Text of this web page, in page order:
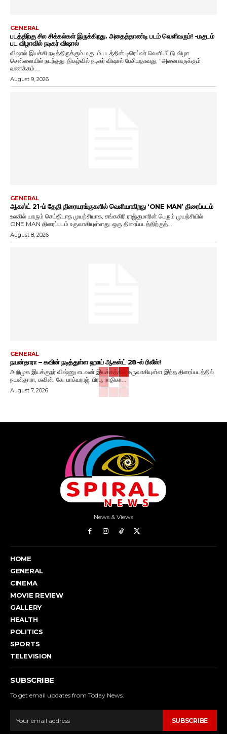
GENERAL
படத்திற்கு சில சிக்கல்கள் இருக்கிறது. அதைத்தாண்டி படம் வெளிவரும்! -மகுடம்
பட விழாவில் நடிகர் விஷால்
விஷால் இயக்கி நடித்திருக்கும் மகுடம் படத்தின் டிரெய்லர் வெளியீட்டு விழா
சென்னையில் நடந்தது. நிகழ்வில் நடிகர் விஷால் பேசியதாவது, "அனைவருக்கும்
வணக்கம்....
August 9, 2026
GENERAL
ஆகஸ்ட் 21-ம் தேதி திரையரங்குகளில் வெளியாகிறது ‘ONE MAN’ திரைப்படம்
உலகில் யாரும் செய்திடாத முயற்சியாக, சங்ககிரி ராஜ்குமாரின் பெரும் முயற்சியில்
ONE MAN திரைப்படம் உருவாகியுள்ளது. ஒரு திரைப்படத்திற்குத்...
August 8, 2026
GENERAL
நயன்தாரா – கவின் நடித்துள்ள ஹாய் ஆகஸ்ட் 28-ல் ரிலீஸ்!
அறிமுக இயக்குநர் விஷ்ணு எடவன் இயக்கத்தில் உருவாகியுள்ள இந்த திரைப்படத்தில்
நயன்தாரா, கவின், கே. பாக்யராஜ், பிரபு, ராதிகா...
August 7, 2026
News & Views
HOME
GENERAL
CINEMA
MOVIE REVIEW
GALLERY
HEALTH
POLITICS
SPORTS
TELEVISION
SUBSCRIBE
To get email updates from Today News.
SUBSCRIBE